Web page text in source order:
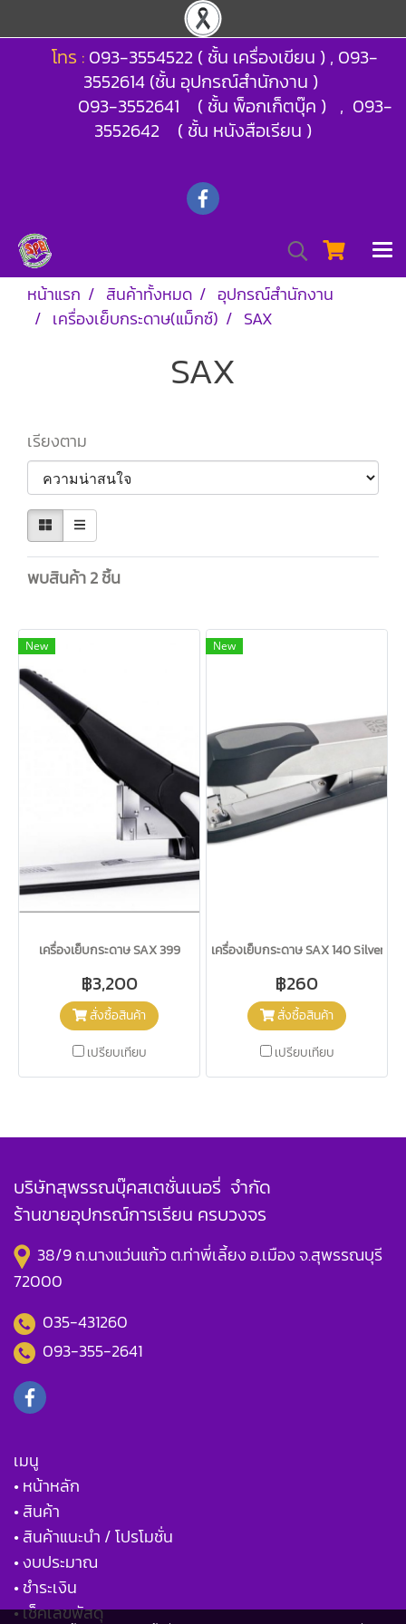
โทร : 093-3554522 ( ชั้น เครื่องเขียน ) , 093-
3552614 (ชั้น อุปกรณ์สำนักงาน )
093-3552641 ( ชั้น พ็อกเก็ตบุ๊ค ) , 093-
3552642 ( ชั้น หนังสือเรียน )
หน้าแรก สินค้าทั้งหมด
อุปกรณ์สำนักงาน
เครื่องเย็บกระดาษ(แม็กซ์)
SAX
SAX
เรียงตาม
พบสินค้า 2 ชิ้น
New
เครื่องเย็บกระดาษ SAX 399
฿3,200
สั่งซื้อสินค้า
เปรียบเทียบ
New
เครื่องเย็บกระดาษ SAX 140 Silver
฿260
สั่งซื้อสินค้า
เปรียบเทียบ
บริษัทสุพรรณบุ๊คสเตชั่นเนอรี่ จำกัด
ร้านขายอุปกรณ์การเรียน ครบวงจร
38/9 ถ.นางแว่นแก้ว ต.ท่าพี่เลี้ยง อ.เมือง จ.สุพรรณบุรี
72000
035-431260
093-355-2641
เมนู
• หน้าหลัก
• สินค้า
• สินค้าแนะนำ / โปรโมชั่น
• งบประมาณ
• ชำระเงิน
• เช็คเลขพัสดุ